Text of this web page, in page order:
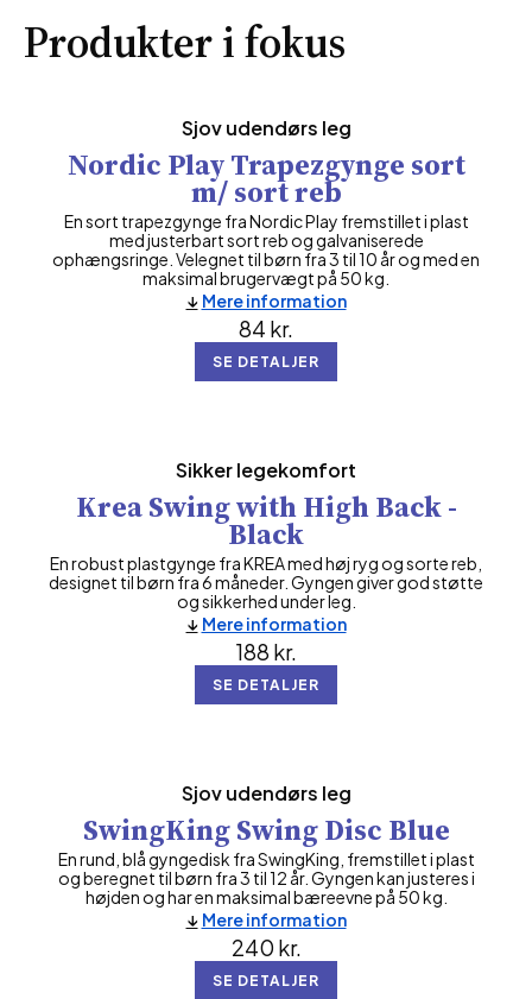
Produkter i fokus
Sjov udendørs leg
Nordic Play Trapezgynge sort
m/ sort reb
En sort trapezgynge fra Nordic Play fremstillet i plast
med justerbart sort reb og galvaniserede
ophængsringe. Velegnet til børn fra 3 til 10 år og med en
maksimal brugervægt på 50 kg.
84 kr.
SE DETALJER
Mere information
Sikker legekomfort
Krea Swing with High Back -
Black
En robust plastgynge fra KREA med høj ryg og sorte reb,
designet til børn fra 6 måneder. Gyngen giver god støtte
og sikkerhed under leg.
188 kr.
SE DETALJER
Mere information
Sjov udendørs leg
SwingKing Swing Disc Blue
En rund, blå gyngedisk fra SwingKing, fremstillet i plast
og beregnet til børn fra 3 til 12 år. Gyngen kan justeres i
højden og har en maksimal bæreevne på 50 kg.
240 kr.
SE DETALJER
Mere information